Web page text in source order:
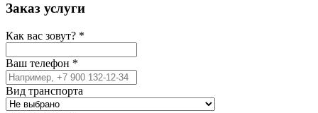
Заказ услуги
Как вас зовут? *
Ваш телефон *
Вид транспорта